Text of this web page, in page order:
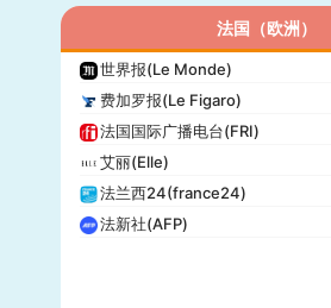
法国（欧洲）
世界报(Le Monde)
费加罗报(Le Figaro)
法国国际广播电台(FRI)
艾丽(Elle)
法兰西24(france24)
法新社(AFP)